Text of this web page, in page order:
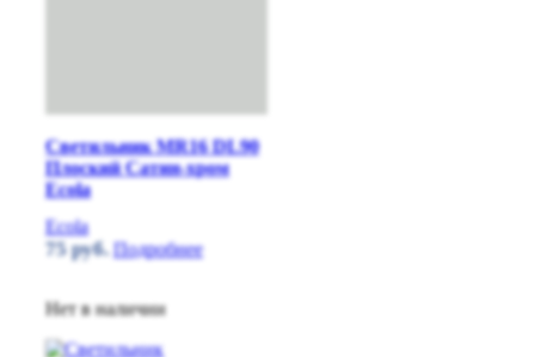
Светильник MR16 DL90
Плоский Сатин-хром
Ecola
Ecola
75руб. Подробнее
Нет в наличии